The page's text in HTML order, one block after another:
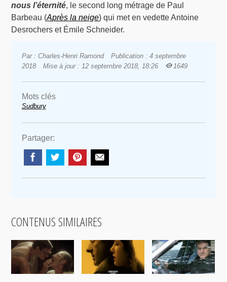
nous l’éternité, le second long métrage de Paul
Barbeau (Après la neige) qui met en vedette Antoine
Desrochers et Émile Schneider.
Par : Charles-Henri Ramond
Publication : 4 septembre
2018
Mise à jour : 12 septembre 2018, 18:26 1649
Mots clés
Sudbury
Partager:
CONTENUS SIMILAIRES